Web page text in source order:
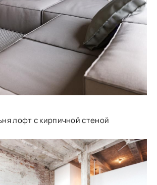
лофт с кирпичной стеной